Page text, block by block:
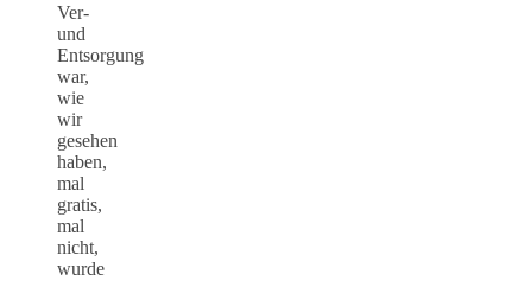
Ver-
und
Entsorgung
war,
wie
wir
gesehen
haben,
mal
gratis,
mal
nicht,
wurde